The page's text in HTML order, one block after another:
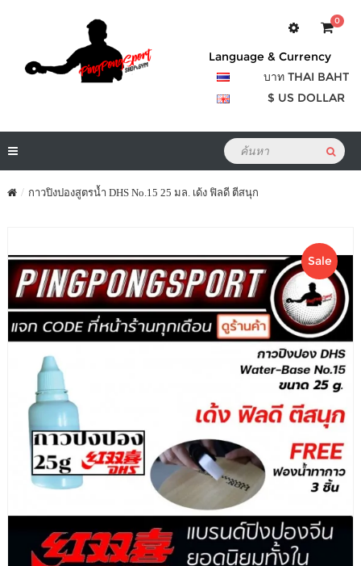
0
Language & Currency
บาท THAI BAHT
$ US DOLLAR
กาวปิงปองสูตรน้ำ DHS No.15 25 มล. เด้ง ฟิลดี ตีสนุก
Sale